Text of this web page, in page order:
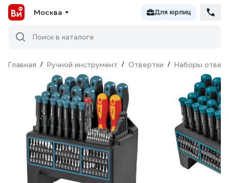
Москва Для юрлиц
Поиск в каталоге
Главная / Ручной инструмент / Отвертки / Наборы